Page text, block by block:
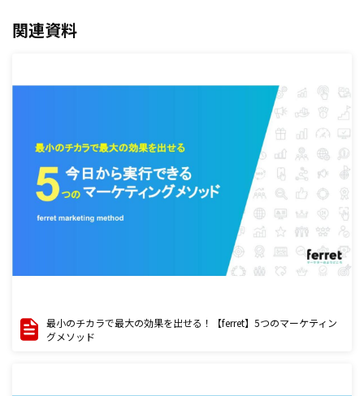
関連資料
最小のチカラで最大の効果を出せる！【ferret】5つのマーケティン
グメソッド